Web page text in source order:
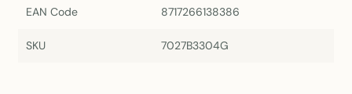
EAN Code 8717266138386
SKU 7027B3304G